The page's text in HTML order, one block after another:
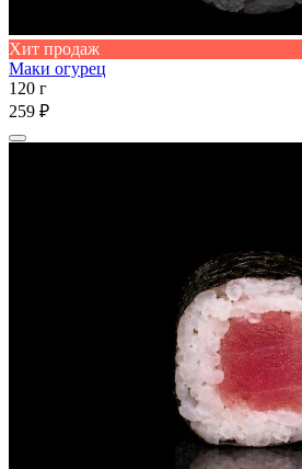
Хит продаж
Маки огурец
120 г
259 ₽